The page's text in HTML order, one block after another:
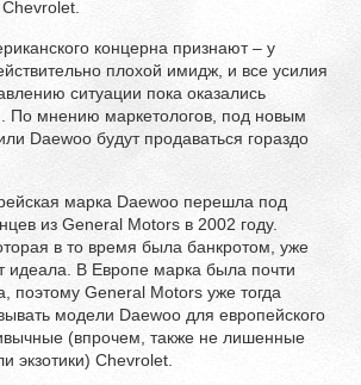
концерна признают – у
плохой имидж, и все усилия
ситуации пока оказались
По мнению маркетологов, под новым
Daewoo будут продаваться гораздо
марка Daewoo перешла под
из General Motors в 2002 году.
в то время была банкротом, уже
идеала. В Европе марка была почти
поэтому General Motors уже тогда
модели Daewoo для европейского
(впрочем, также не лишенные
экзотики) Chevrolet.